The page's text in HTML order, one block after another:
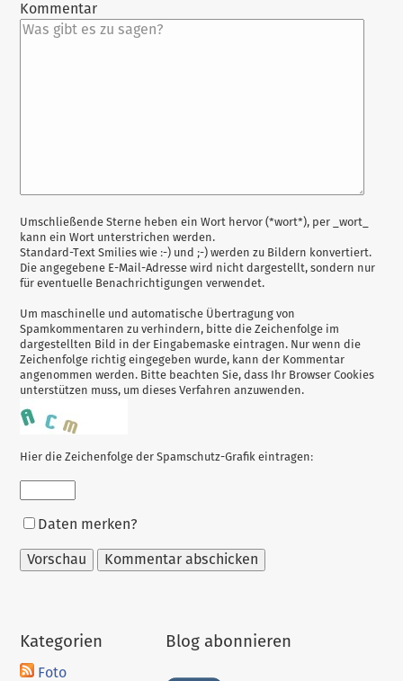
Kommentar
Antwort
zu
Umschließende Sterne heben ein Wort hervor (*wort*), per _wort_
kann ein Wort unterstrichen werden.
Standard-Text Smilies wie :-) und ;-) werden zu Bildern konvertiert.
Die angegebene E-Mail-Adresse wird nicht dargestellt, sondern nur
für eventuelle Benachrichtigungen verwendet.
Um maschinelle und automatische Übertragung von
Spamkommentaren zu verhindern, bitte die Zeichenfolge im
dargestellten Bild in der Eingabemaske eintragen. Nur wenn die
Zeichenfolge richtig eingegeben wurde, kann der Kommentar
angenommen werden. Bitte beachten Sie, dass Ihr Browser Cookies
unterstützen muss, um dieses Verfahren anzuwenden.
Hier die Zeichenfolge der Spamschutz-Grafik eintragen:
Formular-
Daten merken?
Kategorien
Foto
Blog abonnieren